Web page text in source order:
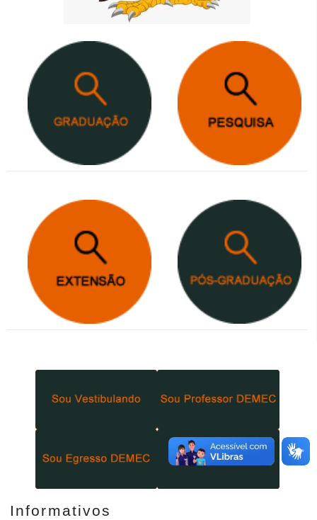
Próximo
Informativos